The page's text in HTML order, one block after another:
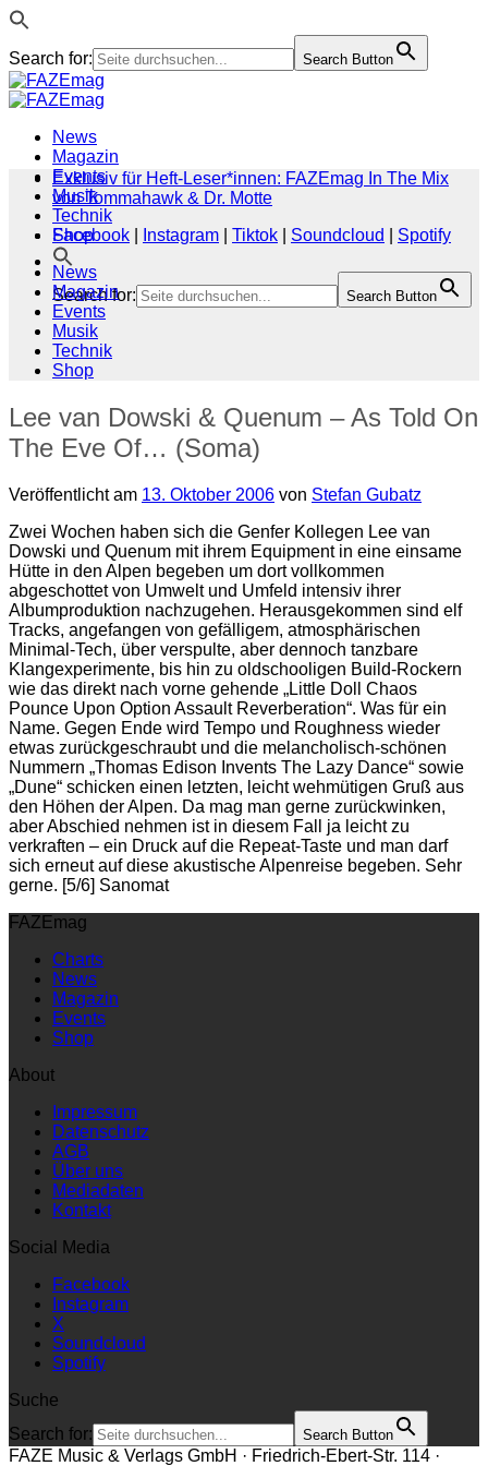
Search for: Search Button
Zum
Inhalt
News
Magazin
Events
Musik
Technik
Shop
Search for: Search Button
Exklusiv für Heft-Leser*innen: FAZEmag In The Mix
von Tommahawk & Dr. Motte
Facebook
Instagram Tiktok Soundcloud
Spotify
News
Magazin
Events
Musik
Technik
Shop
Lee van Dowski & Quenum – As Told On
The Eve Of… (Soma)
Veröffentlicht am 13. Oktober 2006 von Stefan Gubatz
Zwei Wochen haben sich die Genfer Kollegen Lee van
Dowski und Quenum mit ihrem Equipment in eine einsame
Hütte in den Alpen begeben um dort vollkommen
abgeschottet von Umwelt und Umfeld intensiv ihrer
Albumproduktion nachzugehen. Herausgekommen sind elf
Tracks, angefangen von gefälligem, atmosphärischen
Minimal-Tech, über verspulte, aber dennoch tanzbare
Klangexperimente, bis hin zu oldschooligen Build-Rockern
wie das direkt nach vorne gehende „Little Doll Chaos
Pounce Upon Option Assault Reverberation“. Was für ein
Name. Gegen Ende wird Tempo und Roughness wieder
etwas zurückgeschraubt und die melancholisch-schönen
Nummern „Thomas Edison Invents The Lazy Dance“ sowie
„Dune“ schicken einen letzten, leicht wehmütigen Gruß aus
den Höhen der Alpen. Da mag man gerne zurückwinken,
aber Abschied nehmen ist in diesem Fall ja leicht zu
verkraften – ein Druck auf die Repeat-Taste und man darf
sich erneut auf diese akustische Alpenreise begeben. Sehr
gerne. [5/6] Sanomat
FAZEmag
Charts
News
Magazin
Events
Shop
About
Impressum
Datenschutz
AGB
Über uns
Mediadaten
Kontakt
Social Media
Facebook
Instagram
X
Soundcloud
Spotify
Suche
Search for:
Search Button
FAZE Music & Verlags GmbH · Friedrich-Ebert-Str. 114 ·